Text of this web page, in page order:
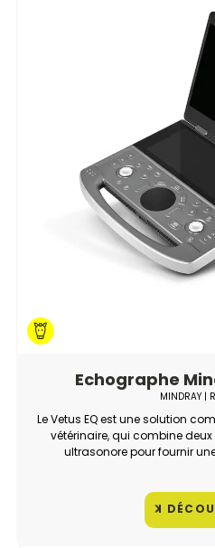
Echographe
MINDRAY |
Le Vetus EQ est une solution
vétérinaire, qui combine
ultrasonore pour fournir